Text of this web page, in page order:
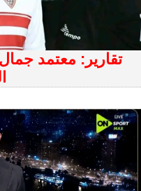
تقارير: معتمد